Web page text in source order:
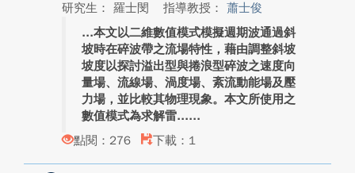
研究生： 羅士閔
指導教授： 蕭士俊
本文以二維數值模式模擬週期波通過斜
坡時在碎波帶之流場特性，藉由調整斜坡
坡度以探討溢出型與捲浪型碎波之速度向
量場、流線場、渦度場、紊流動能場及壓
力場，並比較其物理現象。本文所使用之
數值模式為求解雷...
點閱：276
下載：1